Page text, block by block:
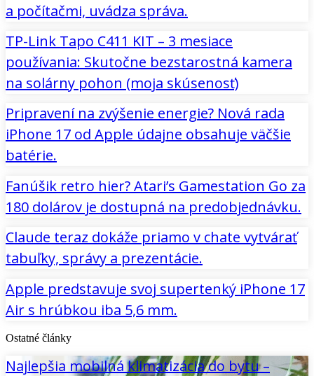
a počítačmi, uvádza správa.
TP-Link Tapo C411 KIT – 3 mesiace
používania: Skutočne bezstarostná kamera
na solárny pohon (moja skúsenosť)
Pripravení na zvýšenie energie? Nová rada
iPhone 17 od Apple údajne obsahuje väčšie
batérie.
Fanúšik retro hier? Atari’s Gamestation Go za
180 dolárov je dostupná na predobjednávku.
Claude teraz dokáže priamo v chate vytvárať
tabuľky, správy a prezentácie.
Apple predstavuje svoj supertenký iPhone 17
Air s hrúbkou iba 5,6 mm.
Ostatné články
Najlepšia mobilná klimatizácia do bytu –